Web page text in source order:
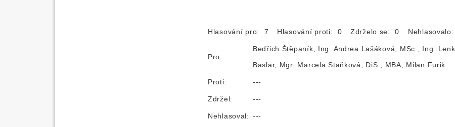
Hlasování pro: 7 Hlasování proti: 0 Zdrželo se: 0
Pro:
Bedřich Štěpaník, Ing. Andrea Lašáková, MSc., Ing.
Baslar, Mgr. Marcela Staňková, DiS., MBA, Milan Furik
Proti: ---
Zdržel: ---
Nehlasoval: ---